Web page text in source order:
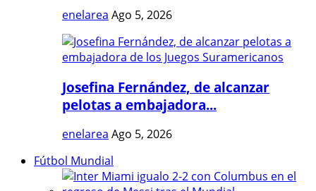
enelarea Ago 5, 2026
Josefina Fernández, de alcanzar
pelotas a embajadora...
enelarea Ago 5, 2026
Fútbol Mundial